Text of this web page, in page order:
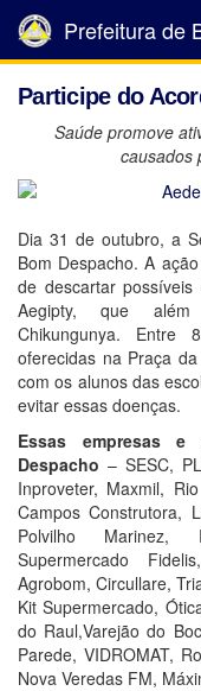
Prefeitura de
Participe do
Saúde promove
causados
Dia 31 de outubro, a
Bom Despacho. A
de descartar
Aegipty, que
Chikungunya. Entre
oferecidas na Praça
com os alunos das
evitar essas doenças.
Essas empresas
Despacho – SESC,
Inproveter, Maxmil,
Campos Construtora,
Polvilho Marinez,
Supermercado
Agrobom, Circullare,
Kit Supermercado,
do Raul,Varejão do
Parede, VIDROMAT,
Nova Veredas FM,